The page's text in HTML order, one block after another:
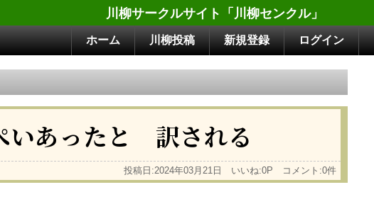
川柳サークルサイト「川柳センクル」
ホーム 川柳投稿 新規登録 ログイン
あったと 訳される
投稿日:2024年03月21日 いいね:0P コメント:0件